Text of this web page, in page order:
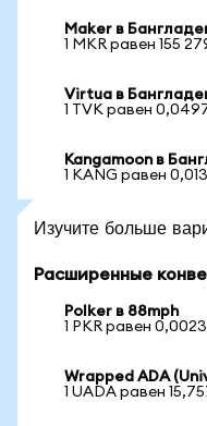
Maker в
1 MKR равен 155
Virtua в
1 TVK равен
Kangamoon в
1 KANG равен
Изучите больше
Расширенные
Polker в 88mph
1 PKR равен
Wrapped ADA
1 UADA равен